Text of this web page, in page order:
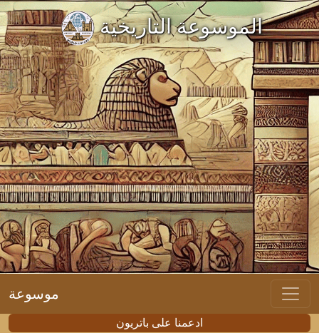
الموسوعة التاريخية
موسوعة
ادعمنا على باتريون